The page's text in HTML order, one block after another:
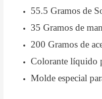
55.5 Gramos de
35 Gramos de
200 Gramos de
Colorante líquido
Molde especial